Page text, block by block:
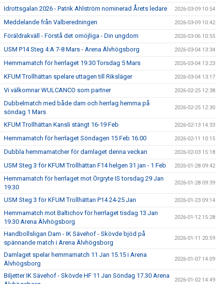
Idrottsgalan 2026 - Patrik Ahlström nominerad Årets ledare 2026-03-09 10:54
Meddelande från Valberedningen 2026-03-09 10:42
Föräldrakväll - Förstå det omöjliga - Din ungdom 2026-03-06 10:55
USM P14 Steg 4:A 7-8 Mars - Arena Älvhögsborg 2026-03-04 13:34
Hemmamatch för herrlaget 19.30 Torsdag 5 Mars 2026-03-04 13:23
KFUM Trollhättan spelare uttagen till Riksläger 2026-03-04 13:17
Vi välkomnar WULCANCO som partner 2026-02-25 12:38
Dubbelmatch med både dam och herrlag hemma på
söndag 1 Mars
2026-02-25 12:30
KFUM Trollhättan Kansli stängt 16-19 Feb 2026-02-13 14:33
Hemmamatch för herrlaget Söndagen 15 Feb 16.00 2026-02-11 10:15
Dubbla hemmamatcher för damlaget denna veckan 2026-02-03 15:18
USM Steg 3 för KFUM Trollhättan F14 helgen 31 jan - 1 Feb 2026-01-28 09:42
Hemmamatch för herrlaget mot Örgryte IS torsdag 29 Jan
19.30
2026-01-28 09:39
USM Steg 3 för KFUM Trollhättan P14 24-25 Jan 2026-01-23 09:14
Hemmamatch mot Baltichov för herrlaget tisdag 13 Jan
19.30 Arena Älvhögsborg
2026-01-12 15:28
Handbollsligan Dam - IK Sävehof - Skövde bjöd på
spännande match i Arena Älvhögsborg
2026-01-11 20:59
Damlaget spelar hemmamatch 11 Jan 15.15 i Arena
Älvhögsborg
2026-01-07 14:09
Biljetter IK Sävehof - Skövde HF 11 Jan Söndag 17.30 Arena
2026-01-02 14:49